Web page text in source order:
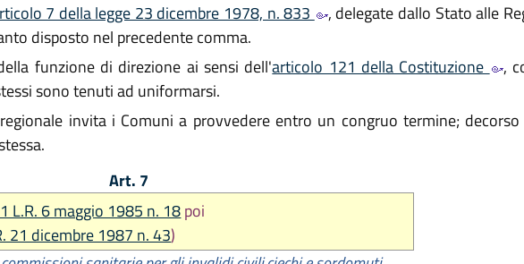
7 della legge 23 dicembre 1978, n. 833
, delegate dallo Stato alle
disposto nel precedente comma.
funzione di direzione ai sensi dell'articolo 121 della Costituzione
,
sono tenuti ad uniformarsi.
invita i Comuni a provvedere entro un congruo termine;
Art. 7
L.R. 6 maggio 1985 n. 18poi
21 dicembre 1987 n. 43)